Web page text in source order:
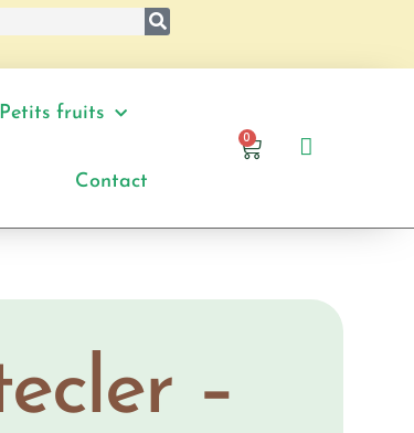
Petits fruits
Contact
0
–